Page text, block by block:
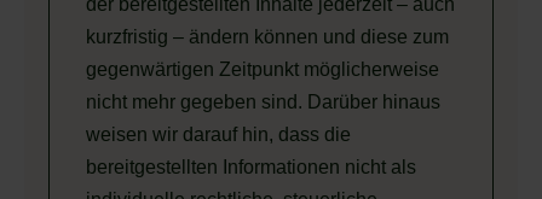
der bereitgestellten Inhalte jederzeit – auch
kurzfristig – ändern können und diese zum
gegenwärtigen Zeitpunkt möglicherweise
nicht mehr gegeben sind. Darüber hinaus
weisen wir darauf hin, dass die
bereitgestellten Informationen nicht als